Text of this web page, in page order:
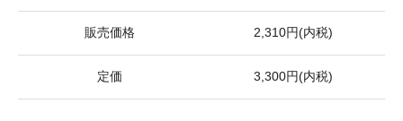
販売価格 2,310円(内税)
定価 3,300円(内税)